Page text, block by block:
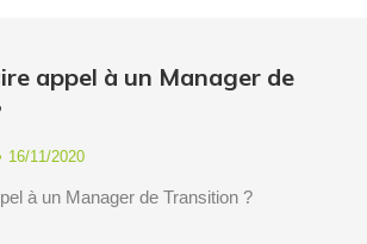
appel à un Manager de
16/11/2020
à un Manager de Transition ?